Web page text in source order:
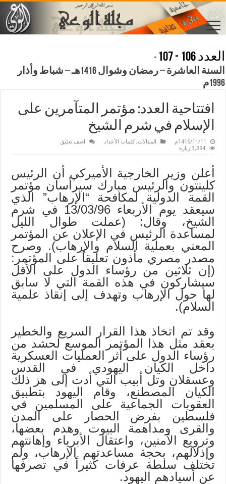
العدد 106 - 107
-
السنة العاشرة – رمضان وشوال 1416هـ – شباط وأذار
1996م
افتتاحية العدد: مؤتمر المتآمرين على
الإسلام في شرم الشيخ
1416/11/11م المقالات,كلمات الأعداد
اضف تعليق
3,394 زيارة
أعلن وزير الخارجية الأميركي أن الرئيس
كلينتون والرئيس مبارك سيرأسان مؤتمر
القمة الدولية لمكافحة “الإرهاب” الذي
سيعقد يوم الأربعاء 13/03/96 في شرم
الشيخ، وقال: (عملت طوال الليل
لمساعدة الرئيس في الإعلان عن المؤتمر
المعني بعملية السلام والإرهاب). وصرح
مصدر مصري مأذون تعليقاً على المؤتمر:
(إن ثلاثين من رؤساء الدول على الأقل
سيشاركون في هذه القمة التي لا سابق
لها حول الإرهاب وتهدف إلى إنقاذ علمية
السلام).
وقد تم اتخاذ هذا القرار السريع والخطير
بعقد مثل هذا المؤتمر الموسع لحشد من
رؤساء الدول على أثر العمليات العسكرية
داخل الكيان اليهودي في القدس
وعسقلان وتل أبيب التي أدت إلى هز ذلك
الكيان المصطنع، وقام اليهود بتطبيق
العقوبات الجماعية على المسلمين في
فلسطين بفرض الحصار على المدن
والقرى ومداهمة البيوت وهدم بعضها،
وترويع الآمنين، واعتقال الأبرياء وإهانتهم
وإذلالهم، بحجة مساعدتهم الإرهاب، ولم
تختلف سلطة عرفات كثيراً في تصرفها
عن أسيادهم اليهود.